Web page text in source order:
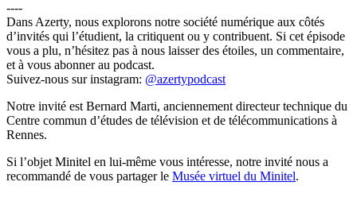
----
Dans Azerty, nous explorons notre société numérique aux côtés
d’invités qui l’étudient, la critiquent ou y contribuent. Si cet épisode
vous a plu, n’hésitez pas à nous laisser des étoiles, un commentaire,
et à vous abonner au podcast.
Suivez-nous sur instagram: @azertypodcast
Notre invité est Bernard Marti, anciennement directeur technique du
Centre commun d’études de télévision et de télécommunications à
Rennes.
Si l’objet Minitel en lui-même vous intéresse, notre invité nous a
recommandé de vous partager le Musée virtuel du Minitel.